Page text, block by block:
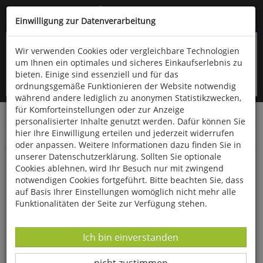
Kompletten Head der Seite überspringen
oder (06766) 9323-960
Startseite
Gesundheit & Wohlbefinden
Körperpflege-Artikel
Barbierpinsel
Einwilligung zur Datenverarbeitung
Wir verwenden Cookies oder vergleichbare Technologien
um Ihnen ein optimales und sicheres Einkaufserlebnis zu
bieten. Einige sind essenziell und für das
ordnungsgemäße Funktionieren der Website notwendig
während andere lediglich zu anonymen Statistikzwecken,
für Komforteinstellungen oder zur Anzeige
personalisierter Inhalte genutzt werden. Dafür können Sie
hier Ihre Einwilligung erteilen und jederzeit widerrufen
oder anpassen. Weitere Informationen dazu finden Sie in
unserer Datenschutzerklärung. Sollten Sie optionale
Cookies ablehnen, wird Ihr Besuch nur mit zwingend
notwendigen Cookies fortgeführt. Bitte beachten Sie, dass
auf Basis Ihrer Einstellungen womöglich nicht mehr alle
Funktionalitäten der Seite zur Verfügung stehen.
Datenverarbeitung -
Ich bin einverstanden